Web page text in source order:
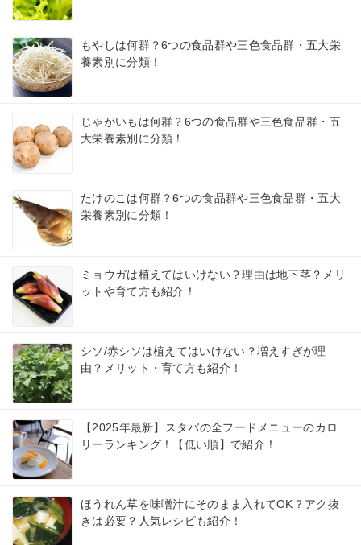
もやしは何群？6つの食品群や三色食品群・五大栄
養素別に分類！
じゃがいもは何群？6つの食品群や三色食品群・五
大栄養素別に分類！
たけのこは何群？6つの食品群や三色食品群・五大
栄養素別に分類！
ミョウガは植えてはいけない？理由は地下茎？メリ
ットや育て方も紹介！
シソ/赤シソは植えてはいけない？増えすぎが理
由？メリット・育て方も紹介！
【2025年最新】スタバの全フードメニューのカロ
リーランキング！【低い順】で紹介！
ほうれん草を味噌汁にそのまま入れてOK？アク抜
きは必要？人気レシピも紹介！